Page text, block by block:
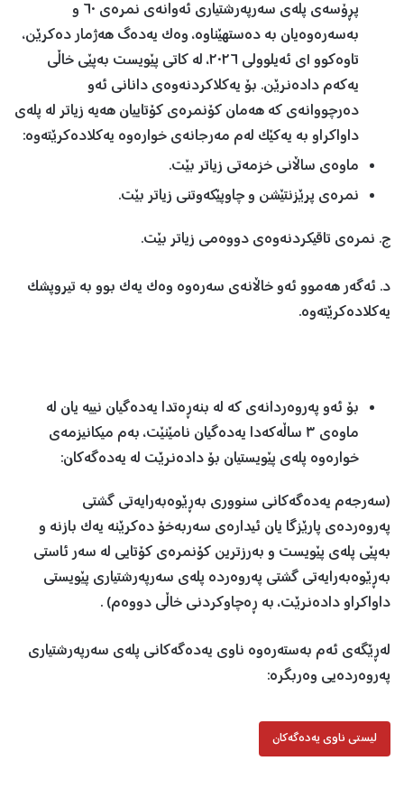
پڕۆسەی پلەی سەرپەرشتیاری ئەوانەی نمرەی ٦٠ و
بەسەرەوەیان بە دەستهێناوە، وەک یەدەگ هەژمار دەکرێن،
تاوەکوو ١ی ئەیلوولی ٢٠٢٦، لە کاتی پێویست بەپێی خاڵی
یەکەم دادەنرێن. بۆ یەکلاکردنەوەی دانانی ئەو
دەرچووانەی کە هەمان کۆنمرەی کۆتاییان هەیە زیاتر لە پلەی
داواکراو بە یەکێک لەم مەرجانەی خوارەوە یەکلادەکرێتەوە:
ماوەی ساڵانی خزمەتی زیاتر بێت.
نمرەی پرێزنتێشن و چاوپێکەوتنی زیاتر بێت.
ج. نمرەی تاقیکردنەوەی دووەمی زیاتر بێت.
د. ئەگەر هەموو ئەو خاڵانەی سەرەوە وەک یەک بوو بە تیروپشک
یەکلادەکرێتەوە.
بۆ ئەو پەروەردانەی کە لە بنەڕەتدا یەدەگیان نییە یان لە
ماوەی ٣ ساڵەکەدا یەدەگیان نامێنێت، بەم میکانیزمەی
خوارەوە پلەی پێویستیان بۆ دادەنرێت لە یەدەگەکان:
(سەرجەم یەدەگەکانی سنووری بەڕێوەبەرایەتی گشتی
پەروەردەی پارێزگا یان ئیدارەی سەربەخۆ دەکرێنە یەک بازنە و
بەپێی پلەی پێویست و بەرزترین کۆنمرەی کۆتایی لە سەر ئاستی
بەڕێوەبەرایەتی گشتی پەروەردە پلەی سەرپەرشتیاری پێویستی
داواکراو دادەنرێت، بە ڕەچاوکردنی خاڵی دووەم) .
لەڕێگەی ئەم بەستەرەوە ناوی یەدەگەکانی پلەی سەرپەرشتیاری
پەروەردەیی وەربگرە:
لیستی ناوی یەدەگەکان